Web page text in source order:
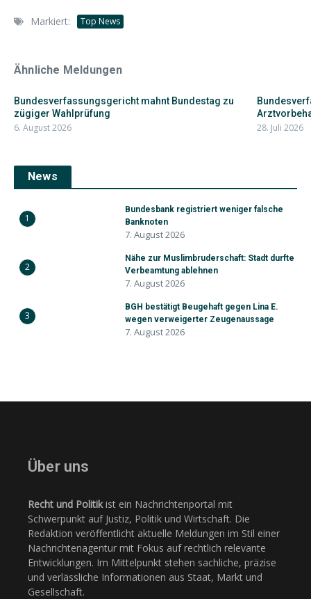
Markiert: Top News
Ähnliche Meldungen
Bundesverfassungsgericht mahnt Bundestag zu
zügiger Wahlprüfung
6. August 2026 28. Juli 2026
News
1
Bundesbank registriert weniger falsche
Banknoten
7. August 2026
2
Nähe zur Muslimbruderschaft: Stadt durfte
Verbeamtung ablehnen
7. August 2026
3
BGH bestätigt Beugehaft gegen Lina E.
wegen verweigerter Zeugenaussage
7. August 2026
Über uns
Recht und Politikist ein Nachrichtenportal mit
Schwerpunkt auf Justiz, Politik und Wirtschaft. Die
Redaktion veröffentlicht aktuelle Meldungen im Stil einer
Nachrichtenagentur mit Fokus auf rechtlich relevante
Entwicklungen. Im Mittelpunkt stehen sachliche, präzise
und verlässliche Informationen aus Staat, Markt und
Gesellschaft.